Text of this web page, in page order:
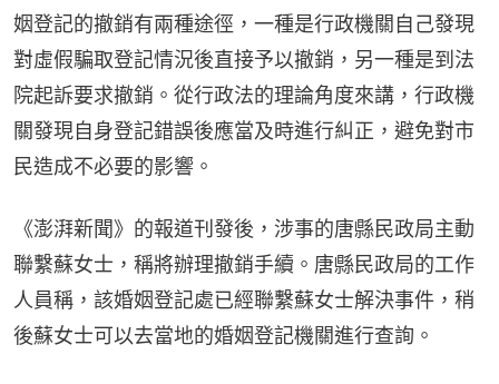
姻登記的撤銷有兩種途徑，一種是行政機關自己發現
對虛假騙取登記情況後直接予以撤銷，另一種是到法
院起訴要求撤銷。從行政法的理論角度來講，行政機
關發現自身登記錯誤後應當及時進行糾正，避免對市
民造成不必要的影響。
《澎湃新聞》的報道刊發後，涉事的唐縣民政局主動
聯繫蘇女士，稱將辦理撤銷手續。唐縣民政局的工作
人員稱，該婚姻登記處已經聯繫蘇女士解決事件，稍
後蘇女士可以去當地的婚姻登記機關進行查詢。